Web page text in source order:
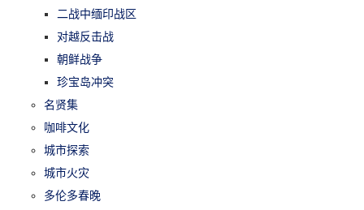
二战中缅印战区
对越反击战
朝鲜战争
珍宝岛冲突
名贤集
咖啡文化
城市探索
城市火灾
多伦多春晚